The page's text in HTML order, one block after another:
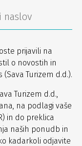
prijavili na
o novostih in
Turizem d.d.).
Turizem d.d.,
na podlagi vaše
in do preklica
naših ponudb in
kadarkoli odjavite